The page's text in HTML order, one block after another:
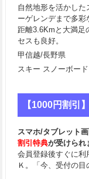
自然地形を活かした
ーゲレンデまで多
距離3.6Kmと大満足
セスも良好。
甲信越/長野県
スキー スノーボード
【1000円割引
スマホ/タブレット
割引特典が受けられ
会員登録後すぐに利
Ｋ。「今、受付の目